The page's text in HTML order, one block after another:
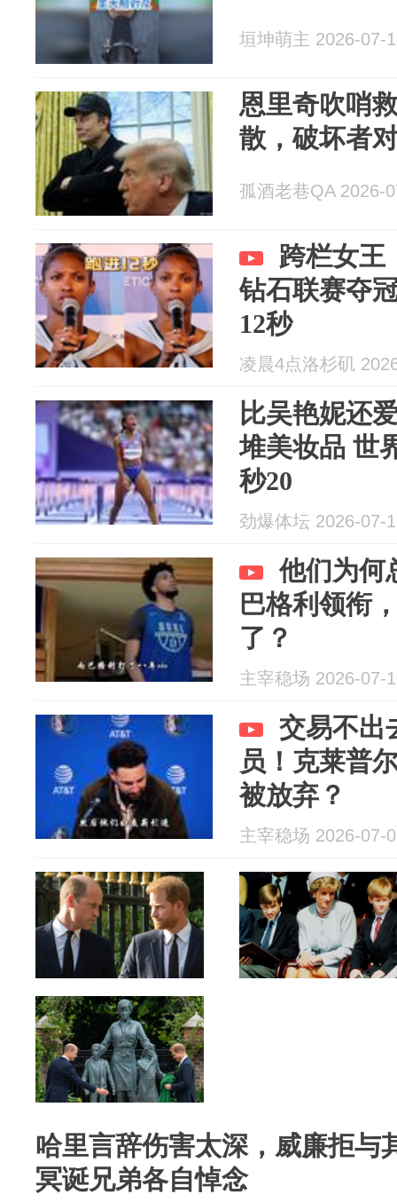
垣坤萌主 2026-07-
恩里奇吹哨
散，破坏者
孤酒老巷QA 2026-
跨栏女王
钻石联赛夺
12秒
凌晨4点洛杉矶
比吴艳妮还
堆美妆品 世
秒20
劲爆体坛 2026-07-
他们为何
巴格利领衔
了？
主宰稳场 2026-07-
交易不出
员！克莱普
被放弃？
主宰稳场 2026-07-
哈里言辞伤害太深，威廉拒与
冥诞兄弟各自悼念